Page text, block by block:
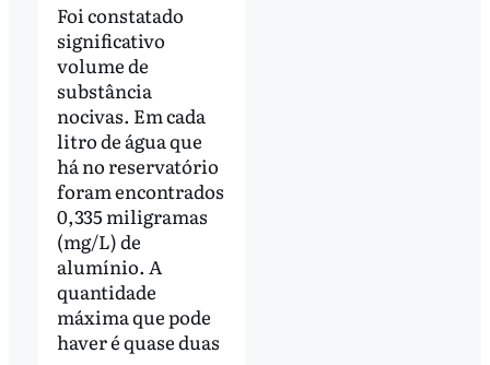
Foi constatado
significativo
volume de
substância
nocivas. Em cada
litro de água que
há no reservatório
foram encontrados
0,335 miligramas
(mg/L) de
alumínio. A
quantidade
máxima que pode
haver é quase duas